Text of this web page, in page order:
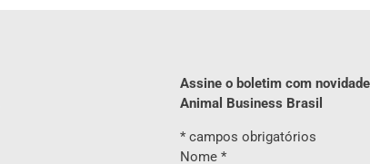
Assine o boletim com
Animal Business Brasil
* campos obrigatórios
Nome *